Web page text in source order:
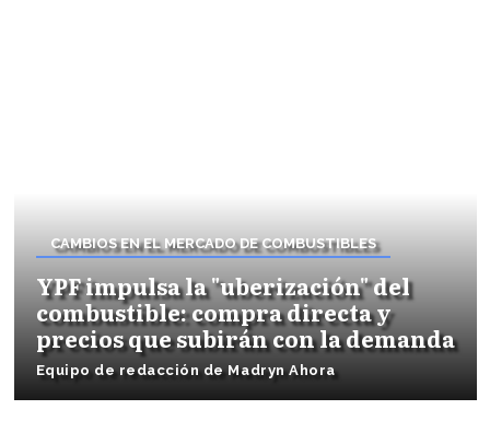
CAMBIOS EN EL MERCADO DE COMBUSTIBLES
YPF impulsa la "uberización" del
combustible: compra directa y
precios que subirán con la demanda
Equipo de redacción de Madryn Ahora